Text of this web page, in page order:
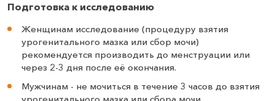
Подготовка к исследованию
Женщинам исследование (процедуру взятия
урогенитального мазка или сбор мочи)
рекомендуется производить до менструации или
через 2-3 дня после её окончания.
Мужчинам - не мочиться в течение 3 часов до взятия